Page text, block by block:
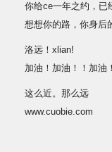
你给ce一年之约，已
想想你的路，你身后
洛远！xlian!
加油！加油！！加油
这么近。那么远
www.cuobie.com